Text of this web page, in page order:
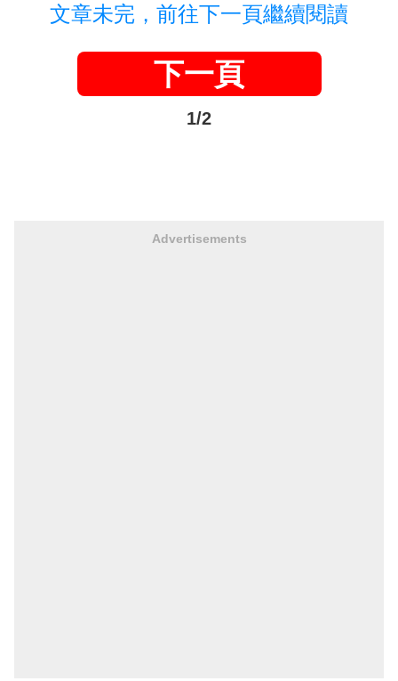
文章未完，前往下一頁繼續閱讀
下一頁
1/2
Advertisements